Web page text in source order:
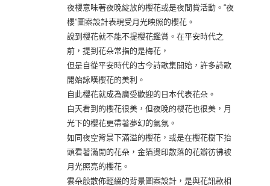
夜櫻意味著夜晚綻放的櫻花或是夜間賞活動。“夜
櫻”圖案設計表現受月光映照的櫻花。
說到櫻花就不能不提櫻花鑑賞。在平安時代之
前，提到花朵常指的是梅花，
但是自從平安時代的古今詩歌集開始，許多詩歌
開始詠嘆櫻花的美利。
自此櫻花就成為廣受歡迎的日本代表花朵。
白天看到的櫻花很美，但夜晚的櫻花也很美，月
光下的櫻花更帶著夢幻的氣氛。
如同夜空背景下滿溢的櫻花，或是在櫻花樹下抬
頭看著滿開的花朵，金箔燙印散落的花瓣彷彿被
月光照亮的櫻花。
雲朵般散佈輕綴的背景圖案設計，是與花訊款相